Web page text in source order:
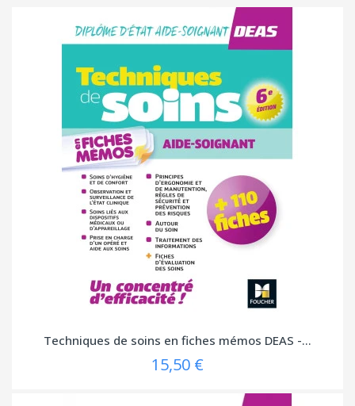
Techniques de soins en fiches mémos DEAS -...
15,50 €